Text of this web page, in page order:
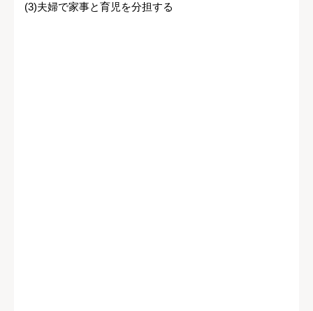
(3)夫婦で家事と育児を分担する